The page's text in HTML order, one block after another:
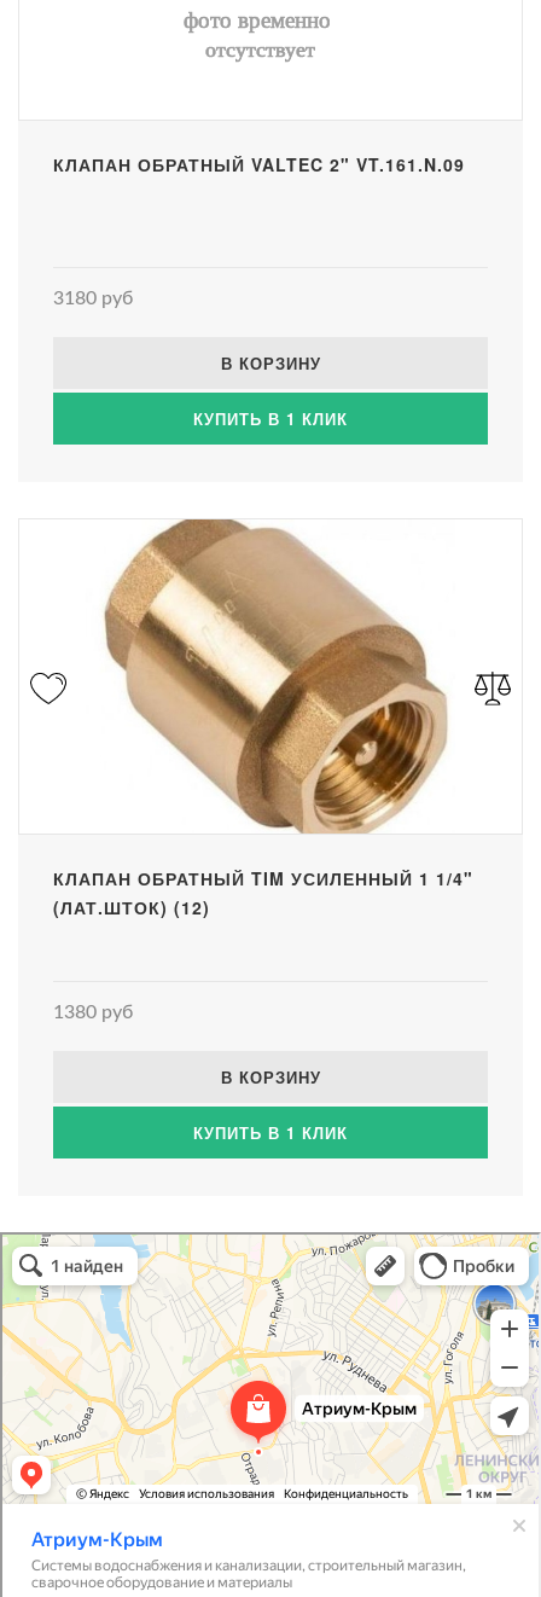
КЛАПАН ОБРАТНЫЙ VALTEC 2" VT.161.N.09
3180 руб
В КОРЗИНУ
КУПИТЬ В 1 КЛИК
КЛАПАН ОБРАТНЫЙ TIM УСИЛЕННЫЙ 1 1/4"
(ЛАТ.ШТОК) (12)
1380 руб
В КОРЗИНУ
КУПИТЬ В 1 КЛИК
Атриум-Крым
Системы водоснабжения, отопления, канализации в Севастополе
Снабжение строительных объектов в Севастополе